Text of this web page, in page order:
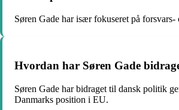
Søren Gade har især fokuseret på
Hvordan har Søren Gade
Søren Gade har bidraget til dansk politik
Danmarks position i EU.